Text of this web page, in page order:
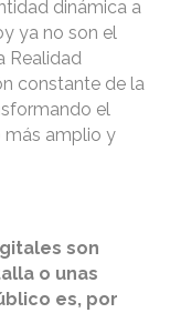
dinámica a
ya no son el
Realidad
constante de la
el
más amplio y
son
o unas
es, por